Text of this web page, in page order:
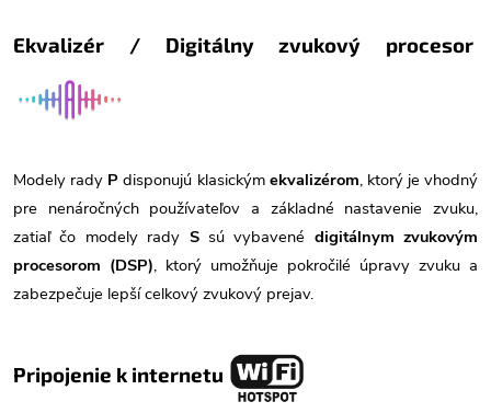
Ekvalizér / Digitálny zvukový procesor
Modely rady P disponujú klasickým ekvalizérom, ktorý je vhodný
pre nenáročných používateľov a základné nastavenie zvuku,
zatiaľ čo modely rady Ssú vybavené digitálnym zvukovým
procesorom (DSP), ktorý umožňuje pokročilé úpravy zvuku a
zabezpečuje lepší celkový zvukový prejav.
Pripojenie k internetu